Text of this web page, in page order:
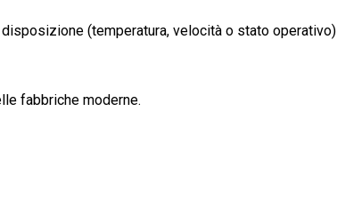
(temperatura, velocità o stato operativo)
fabbriche moderne.